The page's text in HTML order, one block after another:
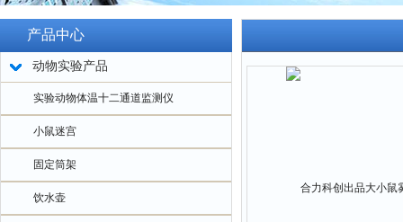
产品中心
动物实验产品
实验动物体温十二通道监测仪
小鼠迷宫
固定筒架
饮水壶